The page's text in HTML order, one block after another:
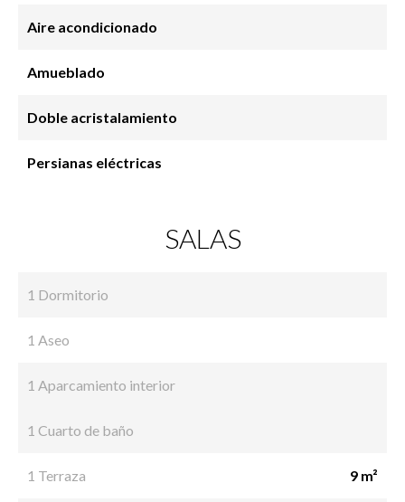
Aire acondicionado
Amueblado
Doble acristalamiento
Persianas eléctricas
SALAS
1 Dormitorio
1 Aseo
1 Aparcamiento interior
1 Cuarto de baño
1 Terraza 9 m²